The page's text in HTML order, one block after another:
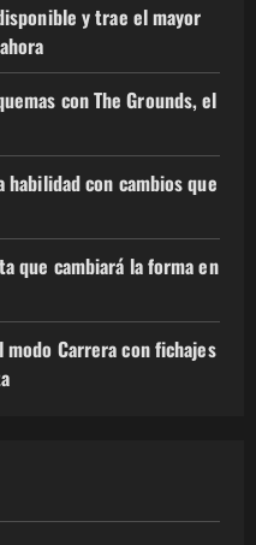
y trae el mayor
con The Grounds, el
habilidad con cambios que
que cambiará la forma en
modo Carrera con fichajes